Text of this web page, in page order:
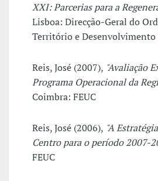
XXI: Parcerias para a
Lisboa: Direcção-Geral do
Território e Desenvolvimento
Reis, José (2007), "Avaliação
Programa Operacional da
Coimbra: FEUC
Reis, José (2006), "A
Centro para o período 2007-
FEUC